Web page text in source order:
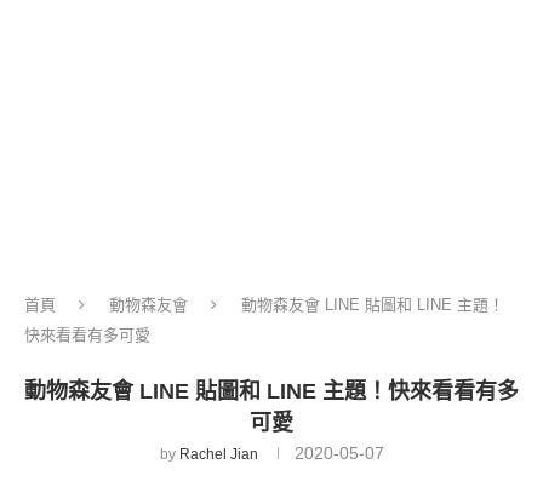
首頁 動物森友會
動物森友會 LINE 貼圖和 LINE 主題！
快來看看有多可愛
動物森友會 LINE 貼圖和 LINE 主題！快來看看有多
可愛
by Rachel Jian 2020-05-07